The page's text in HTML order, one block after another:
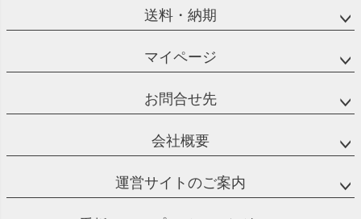
送料・納期
マイページ
お問合せ先
会社概要
運営サイトのご案内